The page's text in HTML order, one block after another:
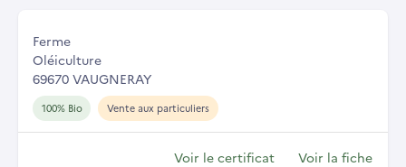
Ferme
Oléiculture
69670 VAUGNERAY
100% Bio Vente aux particuliers
Voir le certificat Voir la fiche